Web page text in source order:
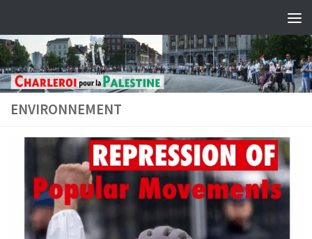
ENVIRONNEMENT